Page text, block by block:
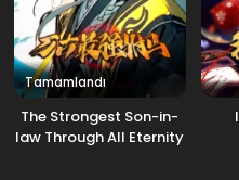
Tamamlandı
The Strongest Son-in-
law Through All Eternity